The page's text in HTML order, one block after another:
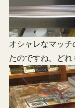
オシャレなマッ
たのですね。どれ